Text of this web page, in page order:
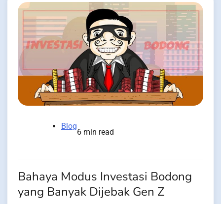
Blog
6 min read
Bahaya Modus Investasi Bodong
yang Banyak Dijebak Gen Z